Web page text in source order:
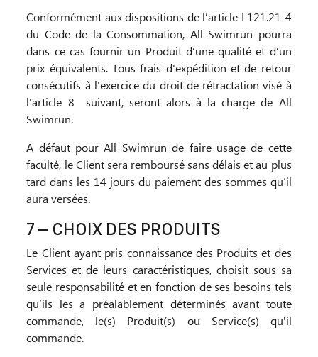
Conformément aux dispositions de l’article L121.21-4
du Code de la Consommation, All Swimrun pourra
dans ce cas fournir un Produit d’une qualité et d’un
prix équivalents. Tous frais d'expédition et de retour
consécutifs à l'exercice du droit de rétractation visé à
l'article 8 suivant, seront alors à la charge de All
Swimrun.
A défaut pour All Swimrun de faire usage de cette
faculté, le Client sera remboursé sans délais et au plus
tard dans les 14 jours du paiement des sommes qu’il
aura versées.
7 – CHOIX DES PRODUITS
Le Client ayant pris connaissance des Produits et des
Services et de leurs caractéristiques, choisit sous sa
seule responsabilité et en fonction de ses besoins tels
qu’ils les a préalablement déterminés avant toute
commande, le(s) Produit(s) ou Service(s) qu'il
commande.